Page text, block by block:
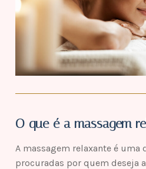
O que é a massagem
A massagem relaxante é uma
procuradas por quem deseja